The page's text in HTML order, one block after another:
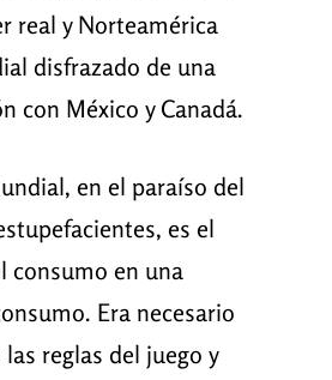
real y Norteamérica
disfrazado de una
con México y Canadá.
en el paraíso del
es el
consumo en una
Era necesario
reglas del juego y